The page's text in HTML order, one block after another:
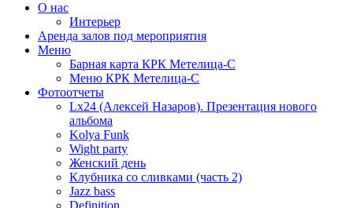
О нас
Интерьер
Аренда залов под мероприятия
Меню
Барная карта КРК Метелица-С
Меню КРК Метелица-С
Фотоотчеты
Lx24 (Алексей Назаров). Презентация нового
альбома
Kolya Funk
Wight party
Женский день
Клубника со сливками (часть 2)
Jazz bass
Definition